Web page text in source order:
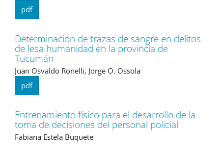
pdf
Determinación de trazas de sangre en delitos
de lesa humanidad en la provincia de
Tucumán
Juan Osvaldo Ronelli, Jorge O. Ossola
pdf
Entrenamiento físico para el desarrollo de la
toma de decisiones del personal policial
Fabiana Estela Buquete